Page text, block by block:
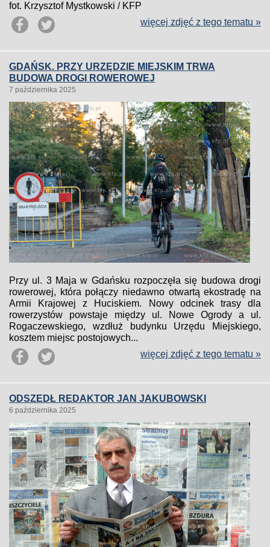
fot. Krzysztof Mystkowski / KFP
więcej zdjęć z tego tematu »
GDAŃSK. PRZY URZĘDZIE MIEJSKIM TRWA
BUDOWA DROGI ROWEROWEJ
7 października 2025
Przy ul. 3 Maja w Gdańsku rozpoczęła się budowa drogi
rowerowej, która połączy niedawno otwartą ekostradę na
Armii Krajowej z Huciskiem. Nowy odcinek trasy dla
rowerzystów powstaje między ul. Nowe Ogrody a ul.
Rogaczewskiego, wzdłuż budynku Urzędu Miejskiego,
kosztem miejsc postojowych...
więcej zdjęć z tego tematu »
ODSZEDŁ REDAKTOR JAN JAKUBOWSKI
6 października 2025